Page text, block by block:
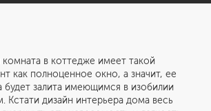
в коттедже имеет такой
как полноценное окно, а значит, ее
будет залита имеющимся в изобилии
Кстати дизайн интерьера дома весь